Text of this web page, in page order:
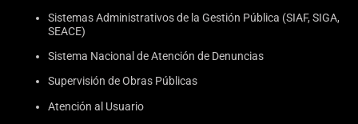
Sistemas Administrativos de la Gestión Pública (SIAF, SIGA,
SEACE)
Sistema Nacional de Atención de Denuncias
Supervisión de Obras Públicas
Atención al Usuario